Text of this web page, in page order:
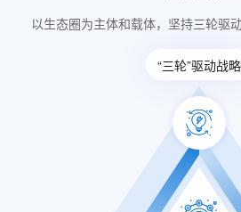
以生态圈为主体和载体，坚持三轮驱
“三轮”驱动战略